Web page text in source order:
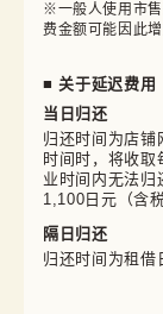
※一般人使用市
费金额可能因此增
■ 关于延迟费用
当日归还
归还时间为店铺
时间时，将收取
业时间内无法归
1,100日元（含
隔日归还
归还时间为租借